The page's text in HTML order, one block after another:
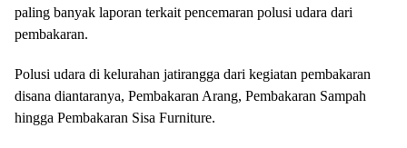
paling banyak laporan terkait pencemaran polusi udara dari
pembakaran.
Polusi udara di kelurahan jatirangga dari kegiatan pembakaran
disana diantaranya, Pembakaran Arang, Pembakaran Sampah
hingga Pembakaran Sisa Furniture.